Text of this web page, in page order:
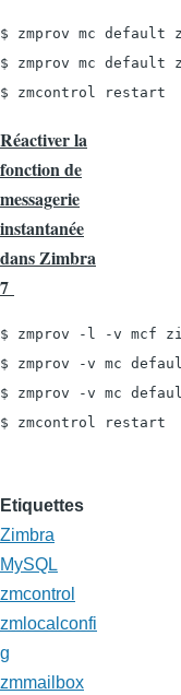
$ zmprov mc default
$ zmprov mc default
$ zmcontrol restart
Réactiver la
fonction de
messagerie
instantanée
dans Zimbra
7
$ zmprov -l -v mcf
$ zmprov -v mc
$ zmprov -v mc
$ zmcontrol restart
Etiquettes
Zimbra
MySQL
zmcontrol
zmlocalconfi
g
zmmailbox